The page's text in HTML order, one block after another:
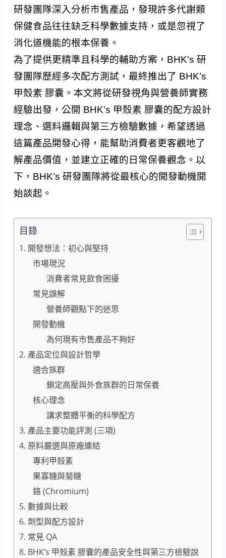
研發團隊深入分析市售產品，發現許多代謝類
保健食品往往缺乏科學數據支持，或是忽視了
消化道機能的根本保養。
為了提供更精準且科學的輔助方案，BHK’s 研
發團隊歷經多次配方測試，最終推出了 BHK’s
甲殼素 膠囊。本文將從研發視角與營養師實務
經驗出發，公開 BHK’s 甲殼素 膠囊的配方設計
理念、選料邏輯與第三方檢驗數據，希望透過
這篇產品開發心得，能幫助消費者更客觀地了
解產品價值，並建立正確的日常保養觀念。以
下，BHK’s 研發團隊將從最核心的開發動機開
始談起。
目錄
1. 開發想法：初心與堅持
市場現況
消費者常見飲食困擾
常見誤解
營養師觀點下的迷思
開發動機
為何現有市售產品不夠好
2. 產品定位與設計哲學
適合族群
鎖定高壓與外食族群的日常保養
核心理念
講求整體平衡的科學配方
3. 產品主要功能評測 (三項)
4. 原料嚴選與原廠連結
專利甲殼素
果寡糖與菊糖
鉻 (Chromium)
5. 數據與比較
6. 劑型與配方設計
7. 常見 QA
8. BHK’s 甲殼素 膠囊的產品安全性與第三方檢驗說